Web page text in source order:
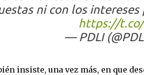
ni con los
https://t.co/
— PDLI
insiste, una vez más, en que